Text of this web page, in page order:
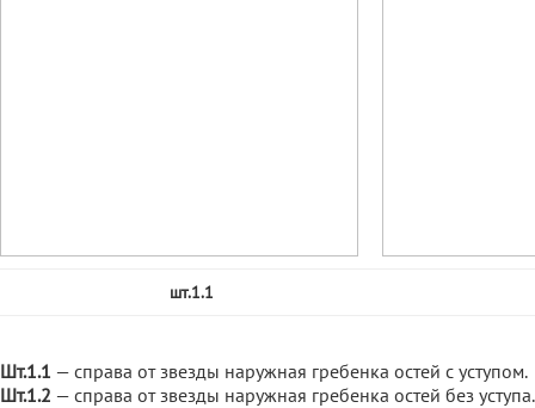
шт.1.1
Шт.1.1 — справа от звезды наружная гребенка остей с уступом.
Шт.1.2 — справа от звезды наружная гребенка остей без уступа.